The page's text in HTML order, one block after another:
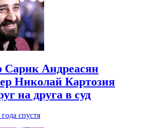
Сарик Андреасян
Николай Картозия
на друга в суд
года спустя